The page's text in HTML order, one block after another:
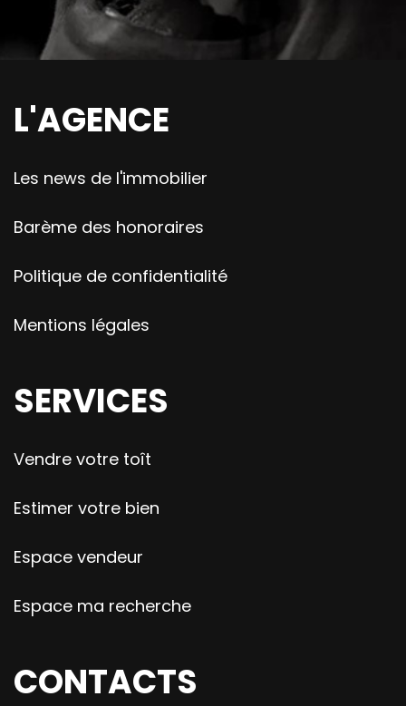
L'AGENCE
Les news de l'immobilier
Barème des honoraires
Politique de confidentialité
Mentions légales
SERVICES
Vendre votre toît
Estimer votre bien
Espace vendeur
Espace ma recherche
CONTACTS